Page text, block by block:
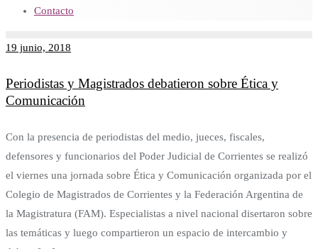
Contacto
19 junio, 2018
Periodistas y Magistrados debatieron sobre Ética y
Comunicación
Con la presencia de periodistas del medio, jueces, fiscales,
defensores y funcionarios del Poder Judicial de Corrientes se realizó
el viernes una jornada sobre Ética y Comunicación organizada por el
Colegio de Magistrados de Corrientes y la Federación Argentina de
la Magistratura (FAM). Especialistas a nivel nacional disertaron sobre
las temáticas y luego compartieron un espacio de intercambio y